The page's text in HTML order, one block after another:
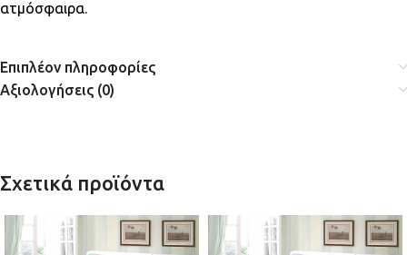
ατμόσφαιρα.
Επιπλέον πληροφορίες
Αξιολογήσεις (0)
Σχετικά προϊόντα